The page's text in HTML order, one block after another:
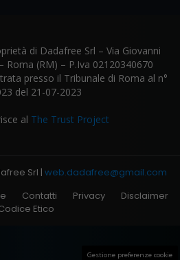
di Dadafree Srl – Via Giovanni
Roma (RM) – P.Iva 02120340670
presso il Tribunale di Roma al n°
del 21-07-2023
al The Trust Project
Srl | web.dadafree@gmail.com
Contatti Privacy
Disclaimer
Etico
Gestione preferenze cookie